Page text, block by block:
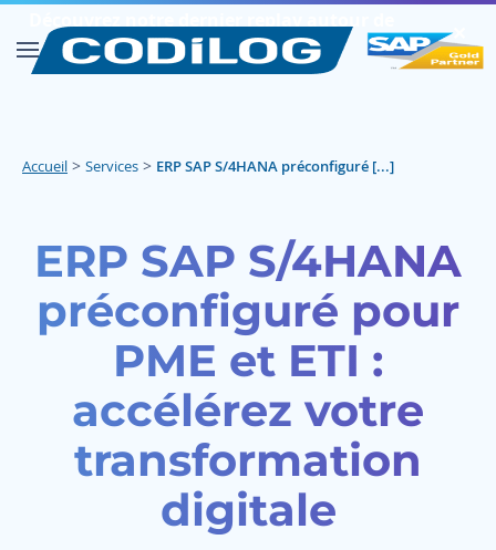
SAP FIORI Découvrir ✕︎
Accueil > Services > ERP SAP S/4HANA préconfiguré [...]
ERP SAP S/4HANA
préconfiguré pour
PME et ETI :
accélérez votre
transformation
digitale